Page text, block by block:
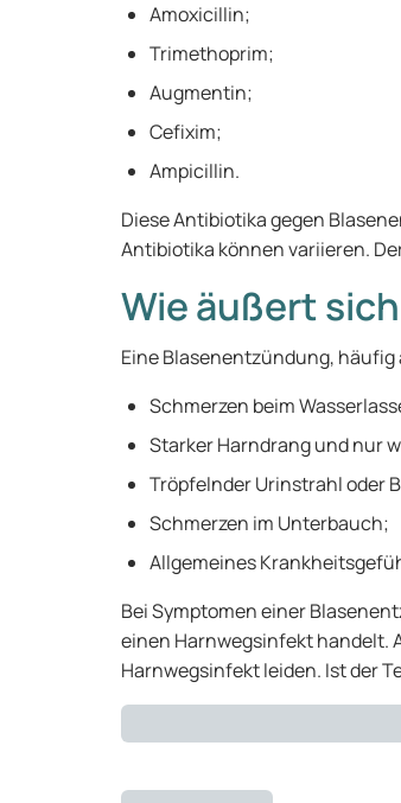
Amoxicillin;
Trimethoprim;
Augmentin;
Cefixim;
Ampicillin.
Diese Antibiotika gegen
Antibiotika können variieren.
Wie äußert
Eine Blasenentzündung,
Schmerzen beim
Starker Harndrang und nur
Tröpfelnder Urinstrahl oder
Schmerzen im Unterbauch;
Allgemeines
Bei Symptomen einer
einen Harnwegsinfekt handelt.
Harnwegsinfekt leiden. Ist der